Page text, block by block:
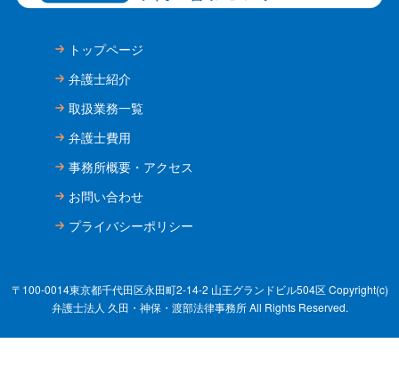
トップページ
弁護士紹介
取扱業務一覧
弁護士費用
事務所概要・アクセス
お問い合わせ
プライバシーポリシー
〒100-0014東京都千代田区永田町2-14-2 山王グランドビル504区 Copyright(c)
弁護士法人 久田・神保・渡部法律事務所 All Rights Reserved.